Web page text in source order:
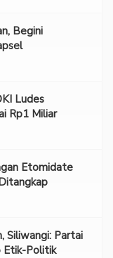
Begini
Ludes
Rp1 Miliar
Etomidate
Siliwangi: Partai
Etik-Politik